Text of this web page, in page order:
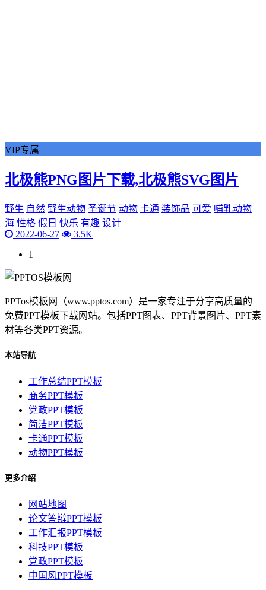
VIP专属
北极熊PNG图片下载,北极熊SVG图片
野生 自然 野生动物 圣诞节 动物 卡通 装饰品 可爱 哺乳动物
海 性格 假日 快乐 有趣 设计
2022-06-27
3.5K
1
PPTos模板网（www.pptos.com）是一家专注于分享高质量的
免费PPT模板下载网站。包括PPT图表、PPT背景图片、PPT素
材等各类PPT资源。
本站导航
工作总结PPT模板
商务PPT模板
党政PPT模板
简洁PPT模板
卡通PPT模板
动物PPT模板
更多介绍
网站地图
论文答辩PPT模板
工作汇报PPT模板
科技PPT模板
党政PPT模板
中国风PPT模板